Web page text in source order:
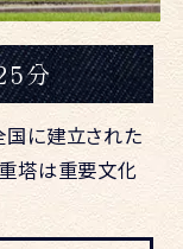
分
に建立された
塔は重要文化